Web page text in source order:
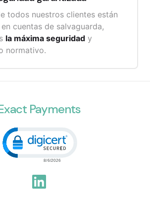
todos nuestros clientes están
cuentas de salvaguarda,
la máxima seguridad y
normativo.
Payments